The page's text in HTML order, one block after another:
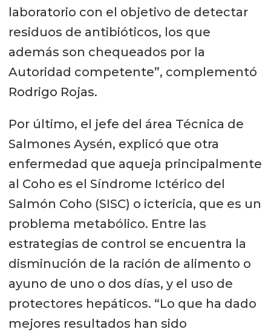
laboratorio con el objetivo de detectar
residuos de antibióticos, los que
además son chequeados por la
Autoridad competente”, complementó
Rodrigo Rojas.
Por último, el jefe del área Técnica de
Salmones Aysén, explicó que otra
enfermedad que aqueja principalmente
al Coho es el Síndrome Ictérico del
Salmón Coho (SISC) o ictericia, que es un
problema metabólico. Entre las
estrategias de control se encuentra la
disminución de la ración de alimento o
ayuno de uno o dos días, y el uso de
protectores hepáticos. “Lo que ha dado
mejores resultados han sido